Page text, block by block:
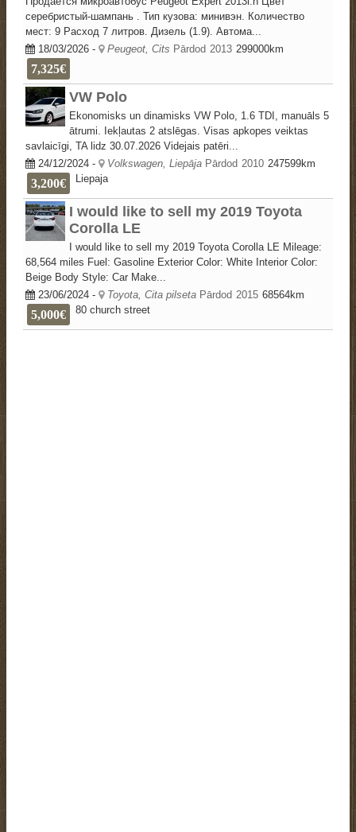
серебристый-шампань . Тип кузова: минивэн. Количество
мест: 9 Расход 7 литров. Дизель (1.9). Автома...
18/03/2026- Peugeot, Cits Pārdod 2013 299000km
7,325€
VW Polo
Ekonomisks un dinamisks VW Polo, 1.6 TDI, manuāls 5
ātrumi. Iekļautas 2 atslēgas. Visas apkopes veiktas
savlaicīgi, TA lidz 30.07.2026 Videjais patēri...
24/12/2024- Volkswagen, Liepāja Pārdod 2010 247599km
3,200€ Liepaja
I would like to sell my 2019 Toyota
Corolla LE
I would like to sell my 2019 Toyota Corolla LE Mileage:
68,564 miles Fuel: Gasoline​​ Exterior Color: White Interior Color:
Beige Body Style: Car Make...
23/06/2024- Toyota, Cita pilseta Pārdod 2015 68564km
5,000€ 80 church street